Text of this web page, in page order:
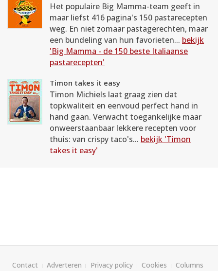
Het populaire Big Mamma-team geeft in
maar liefst 416 pagina's 150 pastarecepten
weg. En niet zomaar pastagerechten, maar
een bundeling van hun favorieten... bekijk
'Big Mamma - de 150 beste Italiaanse
pastarecepten'
Timon takes it easy
Timon Michiels laat graag zien dat
topkwaliteit en eenvoud perfect hand in
hand gaan. Verwacht toegankelijke maar
onweerstaanbaar lekkere recepten voor
thuis: van crispy taco's... bekijk 'Timon
takes it easy'
Contact Adverteren Privacy policy Cookies
Columns